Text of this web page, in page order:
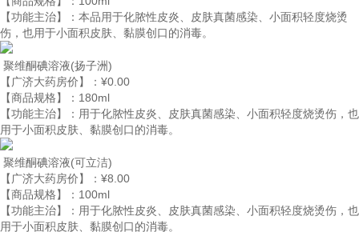
【功能主治】： 本品用于化脓性皮炎、皮肤真菌感染、小面积轻度烧烫
伤，也用于小面积皮肤、黏膜创口的消毒。
聚维酮碘溶液(扬子洲)
【广济大药房价】： ¥0.00
【商品规格】： 180ml
【功能主治】： 用于化脓性皮炎、皮肤真菌感染、小面积轻度烧烫伤，也
用于小面积皮肤、黏膜创口的消毒。
聚维酮碘溶液(可立洁)
【广济大药房价】： ¥8.00
【商品规格】： 100ml
【功能主治】： 用于化脓性皮炎、皮肤真菌感染、小面积轻度烧烫伤，也
用于小面积皮肤、黏膜创口的消毒。